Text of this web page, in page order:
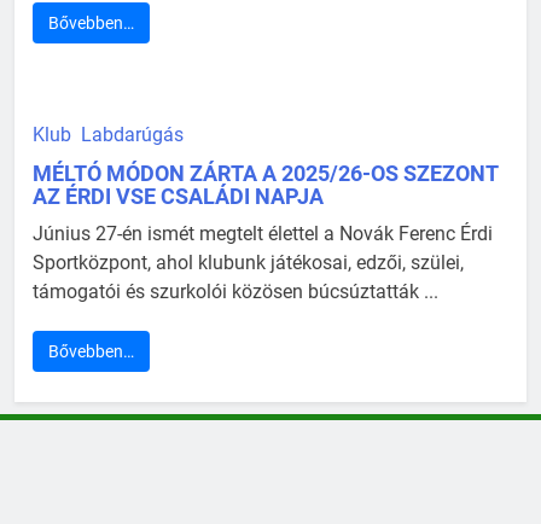
Bővebben…
Klub Labdarúgás
MÉLTÓ MÓDON ZÁRTA A 2025/26-OS SZEZONT
AZ ÉRDI VSE CSALÁDI NAPJA
Június 27-én ismét megtelt élettel a Novák Ferenc Érdi
Sportközpont, ahol klubunk játékosai, edzői, szülei,
támogatói és szurkolói közösen búcsúztatták ...
Bővebben…